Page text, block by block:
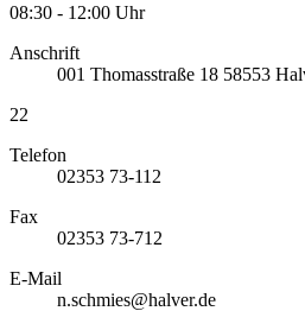
08:30 - 12:00 Uhr
Anschrift
001 Thomasstraße 18 58553
22
Telefon
02353 73-112
Fax
02353 73-712
E-Mail
n.schmies@halver.de